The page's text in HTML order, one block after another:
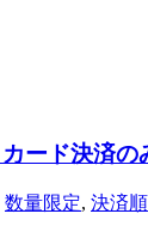
ード決済の
数量限定, 決済順